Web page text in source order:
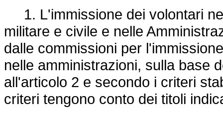
1. L'immissione dei volontari
militare e civile e nelle
dalle commissioni per
nelle amministrazioni, sulla base
all'articolo 2 e secondo i criteri
criteri tengono conto dei titoli